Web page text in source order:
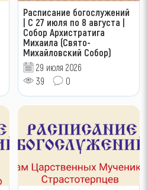
Расписание богослужений
| С 27 июля по 8 августа |
Собор Архистратига
Михаила (Свято-
Михайловский Собор)
29 июля 2026
39
0